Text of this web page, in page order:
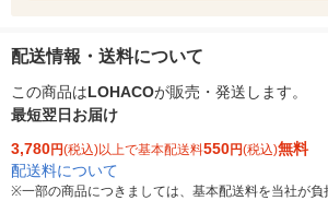
配送情報・送料について
この商品はLOHACOが販売・発送します。
最短翌日お届け
3,780円(税込)以上で基本配送料550円(税込)無料
配送料について
※一部の商品につきましては、基本配送料を当社が負